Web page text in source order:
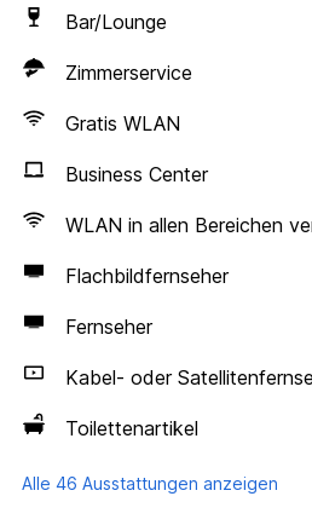
Bar/Lounge
Zimmerservice
Gratis WLAN
Business Center
WLAN in allen Bereichen
Flachbildfernseher
Fernseher
Kabel- oder
Toilettenartikel
Alle 46 Ausstattungen anzeigen